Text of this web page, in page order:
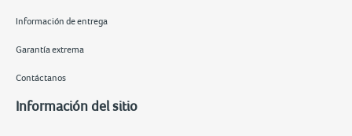
Información de entrega
Garantía extrema
Contáctanos
Información del sitio